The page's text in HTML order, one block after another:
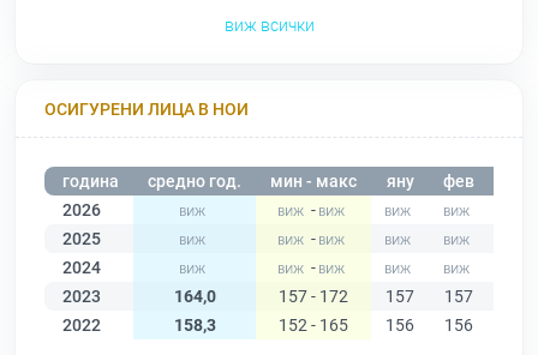
виж всички
ОСИГУРЕНИ ЛИЦА В НОИ
година средно год. мин - макс яну фев
2026
-
2025
-
2024
-
2023
164,0 157 - 172 157 157
2022
158,3 152 - 165 156 156